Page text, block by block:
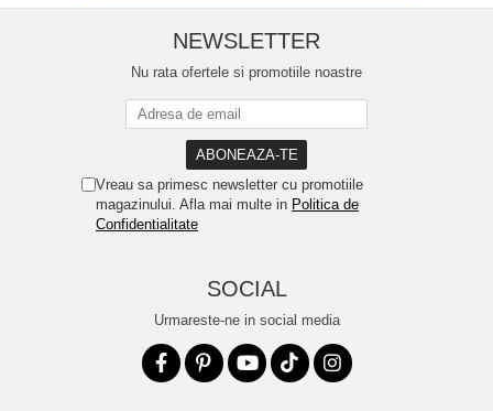
NEWSLETTER
Nu rata ofertele si promotiile noastre
Vreau sa primesc newsletter cu promotiile
magazinului. Afla mai multe in Politica de
Confidentialitate
SOCIAL
Urmareste-ne in social media